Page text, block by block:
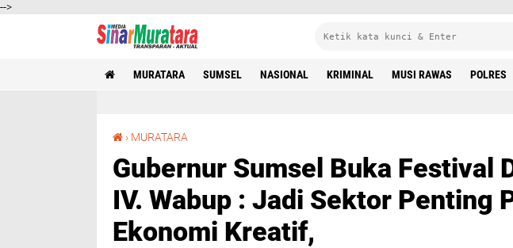
-->
MURATARA SUMSEL NASIONAL KRIMINAL MUSI RAWAS POLRES
› MURATARA
Gubernur Sumsel Buka Festival
IV. Wabup : Jadi Sektor Penting
Ekonomi Kreatif,